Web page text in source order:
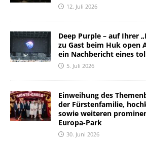
12. Juli 2026
Deep Purple – auf Ihrer
zu Gast beim Huk open
ein Nachbericht eines
5. Juli 2026
Einweihung des
der Fürstenfamilie,
sowie weiteren
Europa-Park
30. Juni 2026